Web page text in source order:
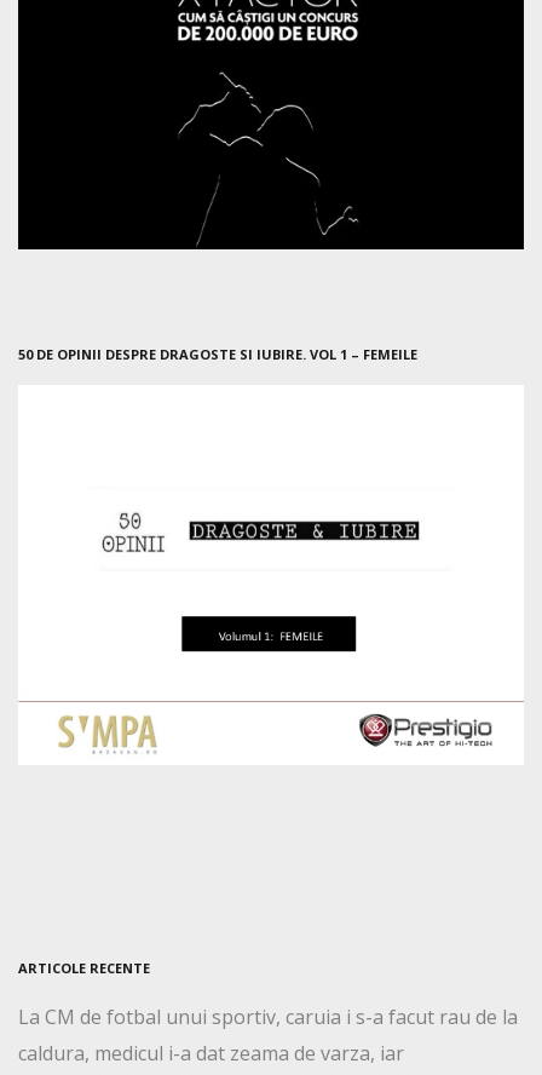
50 DE OPINII DESPRE DRAGOSTE SI IUBIRE. VOL 1 – FEMEILE
ARTICOLE RECENTE
La CM de fotbal unui sportiv, caruia i s-a facut rau de la
caldura, medicul i-a dat zeama de varza, iar